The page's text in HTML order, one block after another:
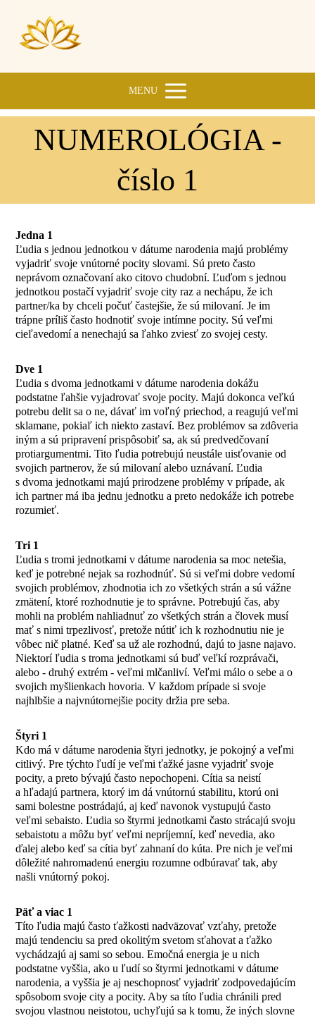
MENU
NUMEROLÓGIA -
číslo 1
Jedna 1
Ľudia s jednou jednotkou v dátume narodenia majú problémy
vyjadriť svoje vnútorné pocity slovami. Sú preto často
neprávom označovaní ako citovo chudobní. Ľuďom s jednou
jednotkou postačí vyjadriť svoje city raz a nechápu, že ich
partner/ka by chceli počuť častejšie, že sú milovaní. Je im
trápne príliš často hodnotiť svoje intímne pocity. Sú veľmi
cieľavedomí a nenechajú sa ľahko zviesť zo svojej cesty.
Dve 1
Ľudia s dvoma jednotkami v dátume narodenia dokážu
podstatne ľahšie vyjadrovať svoje pocity. Majú dokonca veľkú
potrebu delit sa o ne, dávať im voľný priechod, a reagujú veľmi
sklamane, pokiaľ ich niekto zastaví. Bez problémov sa zdôveria
iným a sú pripravení prispôsobiť sa, ak sú predvedčovaní
protiargumentmi. Tito ľudia potrebujú neustále uisťovanie od
svojich partnerov, že sú milovaní alebo uznávaní. Ľudia
s dvoma jednotkami majú prirodzene problémy v prípade, ak
ich partner má iba jednu jednotku a preto nedokáže ich potrebe
rozumieť.
Tri 1
Ľudia s tromi jednotkami v dátume narodenia sa moc netešia,
keď je potrebné nejak sa rozhodnúť. Sú si veľmi dobre vedomí
svojich problémov, zhodnotia ich zo všetkých strán a sú vážne
zmätení, ktoré rozhodnutie je to správne. Potrebujú čas, aby
mohli na problém nahliadnuť zo všetkých strán a človek musí
mať s nimi trpezlivosť, pretože nútiť ich k rozhodnutiu nie je
vôbec nič platné. Keď sa už ale rozhodnú, dajú to jasne najavo.
Niektorí ľudia s troma jednotkami sú buď veľkí rozprávači,
alebo - druhý extrém - veľmi mlčanliví. Veľmi málo o sebe a o
svojich myšlienkach hovoria. V každom prípade si svoje
najhlbšie a najvnútornejšie pocity držia pre seba.
Štyri 1
Kdo má v dátume narodenia štyri jednotky, je pokojný a veľmi
citlivý. Pre týchto ľudí je veľmi ťažké jasne vyjadriť svoje
pocity, a preto bývajú často nepochopeni. Cítia sa neistí
a hľadajú partnera, ktorý im dá vnútornú stabilitu, ktorú oni
sami bolestne postrádajú, aj keď navonok vystupujú často
veľmi sebaisto. Ľudia so štyrmi jednotkami často strácajú svoju
sebaistotu a môžu byť veľmi nepríjemní, keď nevedia, ako
ďalej alebo keď sa cítia byť zahnaní do kúta. Pre nich je veľmi
dôležité nahromadenú energiu rozumne odbúravať tak, aby
našli vnútorný pokoj.
Päť a viac 1
Títo ľudia majú často ťažkosti nadväzovať vzťahy, pretože
majú tendenciu sa pred okolitým svetom sťahovat a ťažko
vychádzajú aj sami so sebou. Emočná energia je u nich
podstatne vyššia, ako u ľudí so štyrmi jednotkami v dátume
narodenia, a vyššia je aj neschopnosť vyjadriť zodpovedajúcím
spôsobom svoje city a pocity. Aby sa títo ľudia chránili pred
svojou vlastnou neistotou, uchyľujú sa k tomu, že iných slovne